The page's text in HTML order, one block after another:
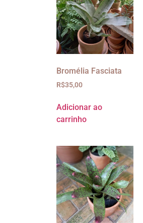
Bromélia Fasciata
R$35,00
Adicionar ao
carrinho